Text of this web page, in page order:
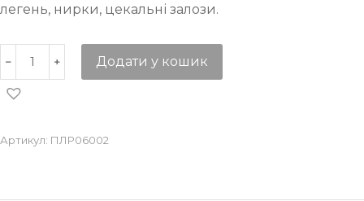
легень, нирки, цекальні залози.
Додати у кошик
Артикул: ПЛР06002